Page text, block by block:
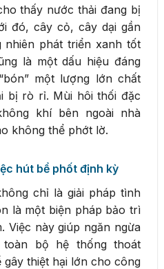
thấy nước thải đang bị
đó, cây cỏ, cây dại gần
phát triển xanh tốt
là một dấu hiệu đáng
một lượng lớn chất
bị rò rỉ. Mùi hôi thối đặc
khí bên ngoài nhà
không thể phớt lờ.
hút bể phốt định kỳ
chỉ là giải pháp tình
là một biện pháp bảo trì
Việc này giúp ngăn ngừa
bộ hệ thống thoát
thiệt hại lớn cho công